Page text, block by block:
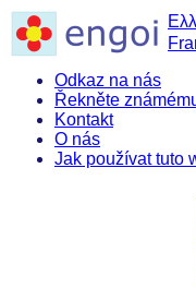
Odkaz na nás
Řekněte
Kontakt
O nás
Jak používat tuto